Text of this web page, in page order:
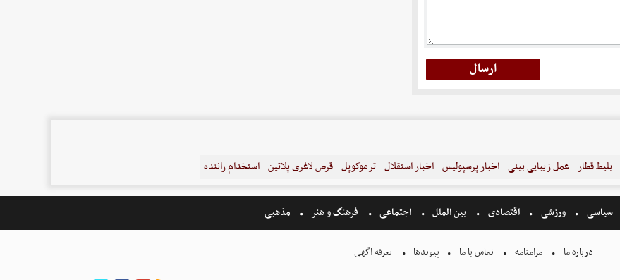
بلیط قطار عمل زیبایی بینی اخبار پرسپولیس اخبار استقلال ترموکوپل قرص لاغری پلاتین استخدام راننده
سیاسی ورزشی اقتصادی بین الملل اجتماعی فرهنگ و هنر مذهبی
درباره ما مرامنامه تماس با ما پیوندها تعرفه اگهی